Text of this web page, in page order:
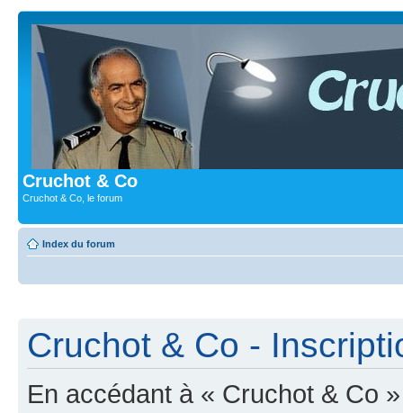
Cruchot & Co
Cruchot & Co, le forum
Index du forum
Cruchot & Co -
En accédant à « Cruchot & Co